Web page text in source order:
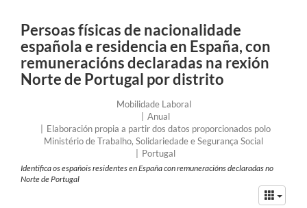
Persoas físicas de nacionalidade
española e residencia en España, con
remuneracións declaradas na rexión
Norte de Portugal por distrito
Mobilidade Laboral
Anual
EntidadeElaboración propia a partir dos datos proporcionados polo
Ministério de Trabalho, Solidariedade e Segurança Social
no
que
Portugal
Identifica os españois residentes en España con remuneracións declaradas no
Norte de Portugal